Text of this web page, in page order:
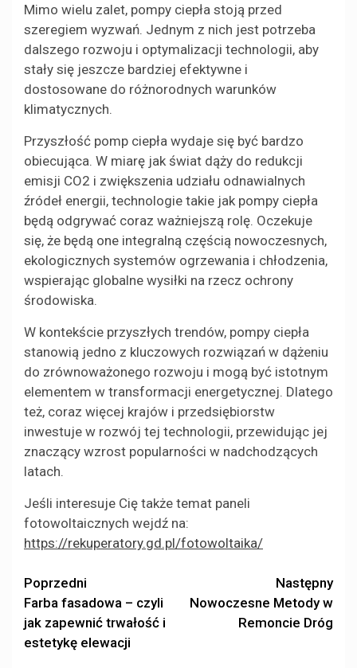
Mimo wielu zalet, pompy ciepła stoją przed
szeregiem wyzwań. Jednym z nich jest potrzeba
dalszego rozwoju i optymalizacji technologii, aby
stały się jeszcze bardziej efektywne i
dostosowane do różnorodnych warunków
klimatycznych.
Przyszłość pomp ciepła wydaje się być bardzo
obiecująca. W miarę jak świat dąży do redukcji
emisji CO2 i zwiększenia udziału odnawialnych
źródeł energii, technologie takie jak pompy ciepła
będą odgrywać coraz ważniejszą rolę. Oczekuje
się, że będą one integralną częścią nowoczesnych,
ekologicznych systemów ogrzewania i chłodzenia,
wspierając globalne wysiłki na rzecz ochrony
środowiska.
W kontekście przyszłych trendów, pompy ciepła
stanowią jedno z kluczowych rozwiązań w dążeniu
do zrównoważonego rozwoju i mogą być istotnym
elementem w transformacji energetycznej. Dlatego
też, coraz więcej krajów i przedsiębiorstw
inwestuje w rozwój tej technologii, przewidując jej
znaczący wzrost popularności w nadchodzących
latach.
Jeśli interesuje Cię także temat paneli
fotowoltaicznych wejdź na:
https://rekuperatory.gd.pl/fotowoltaika/
Zobacz
wpisy
Poprzedni
Farba fasadowa – czyli
jak zapewnić trwałość i
estetykę elewacji
Następny
Nowoczesne Metody w
Remoncie Dróg